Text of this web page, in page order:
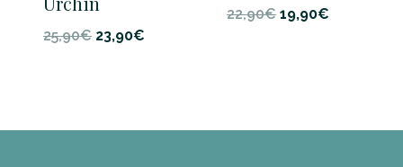
25,90€ Le
23,90€
22,90€ Le
22,90€.
19,90€
19,90€.